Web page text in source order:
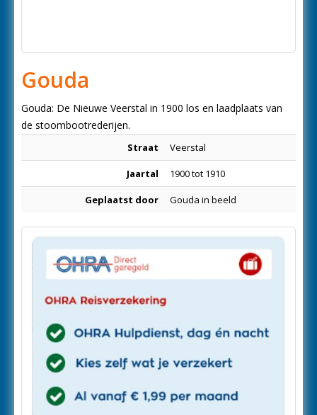
Gouda
Gouda: De Nieuwe Veerstal in 1900 los en laadplaats van
de stoombootrederijen.
Straat Veerstal
Jaartal 1900 tot 1910
Geplaatst door Gouda in beeld